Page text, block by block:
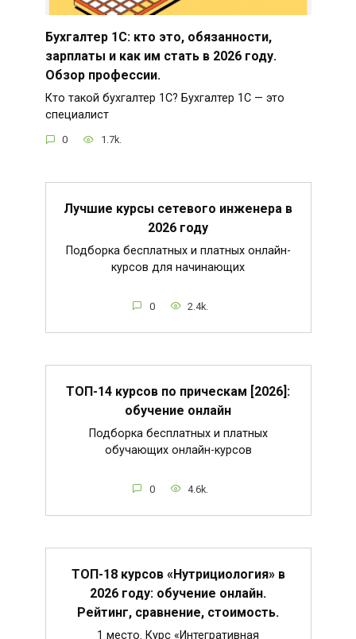
Бухгалтер 1С: кто это, обязанности,
зарплаты и как им стать в 2026 году.
Обзор профессии.
Кто такой бухгалтер 1С? Бухгалтер 1С — это
специалист
0 1.7k.
Лучшие курсы сетевого инженера в
2026 году
Подборка бесплатных и платных онлайн-
курсов для начинающих
0 2.4k.
ТОП-14 курсов по прическам [2026]:
обучение онлайн
Подборка бесплатных и платных
обучающих онлайн-курсов
0 4.6k.
ТОП-18 курсов «Нутрициология» в
2026 году: обучение онлайн.
Рейтинг, сравнение, стоимость.
1 место. Курс «Интегративная